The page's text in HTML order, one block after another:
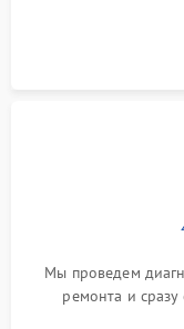
Мы проведем
ремонта и